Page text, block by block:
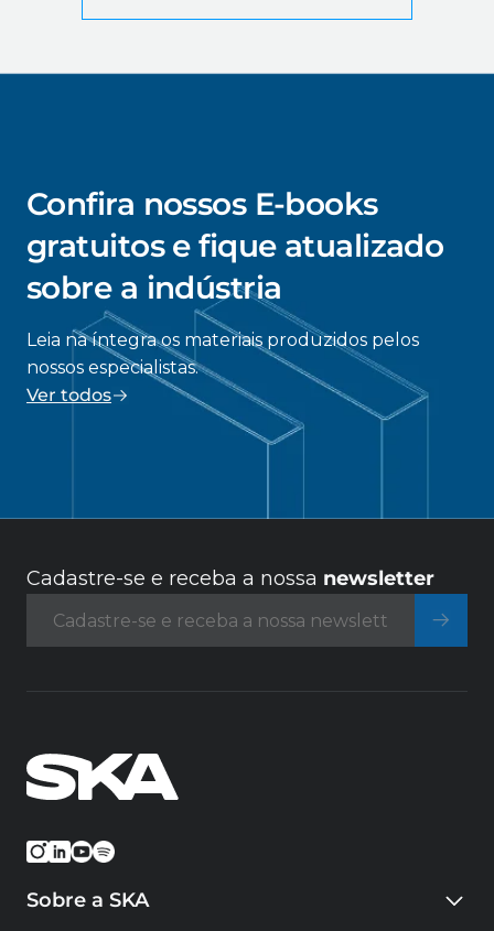
Confira nossos E-books
gratuitos e fique atualizado
sobre a indústria
Leia na íntegra os materiais produzidos pelos
nossos especialistas.
Ver todos
Cadastre-se e receba a nossa newsletter
Sobre a SKA